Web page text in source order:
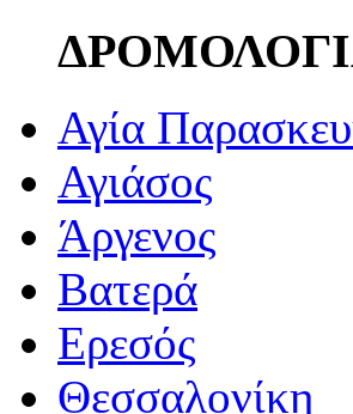
Αγία
Αγιάσος
Άργενος
Βατερά
Ερεσός
Θεσσαλονίκη